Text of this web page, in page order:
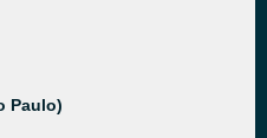
Paulo)